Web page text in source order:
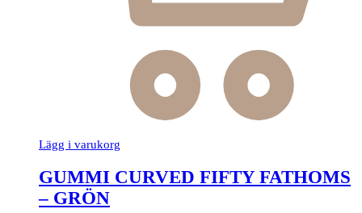
Lägg i varukorg
GUMMI CURVED FIFTY FATHOMS
– GRÖN